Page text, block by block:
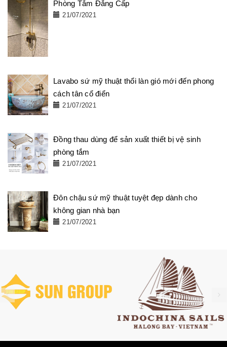
Phòng Tắm Đẳng Cấp
21/07/2021
Lavabo sứ mỹ thuật thổi làn gió mới đến phong
cách tân cổ điển
21/07/2021
Đồng thau dùng để sản xuất thiết bị vệ sinh
phòng tắm
21/07/2021
Đôn chậu sứ mỹ thuật tuyệt đẹp dành cho
không gian nhà bạn
21/07/2021